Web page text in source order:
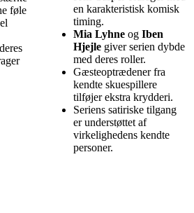
føle
en karakteristisk komisk
timing.
Mia Lyhne og Iben
Hjejle giver serien dybde
med deres roller.
Gæsteoptrædener fra
kendte skuespillere
tilføjer ekstra krydderi.
Seriens satiriske tilgang
er understøttet af
virkelighedens kendte
personer.